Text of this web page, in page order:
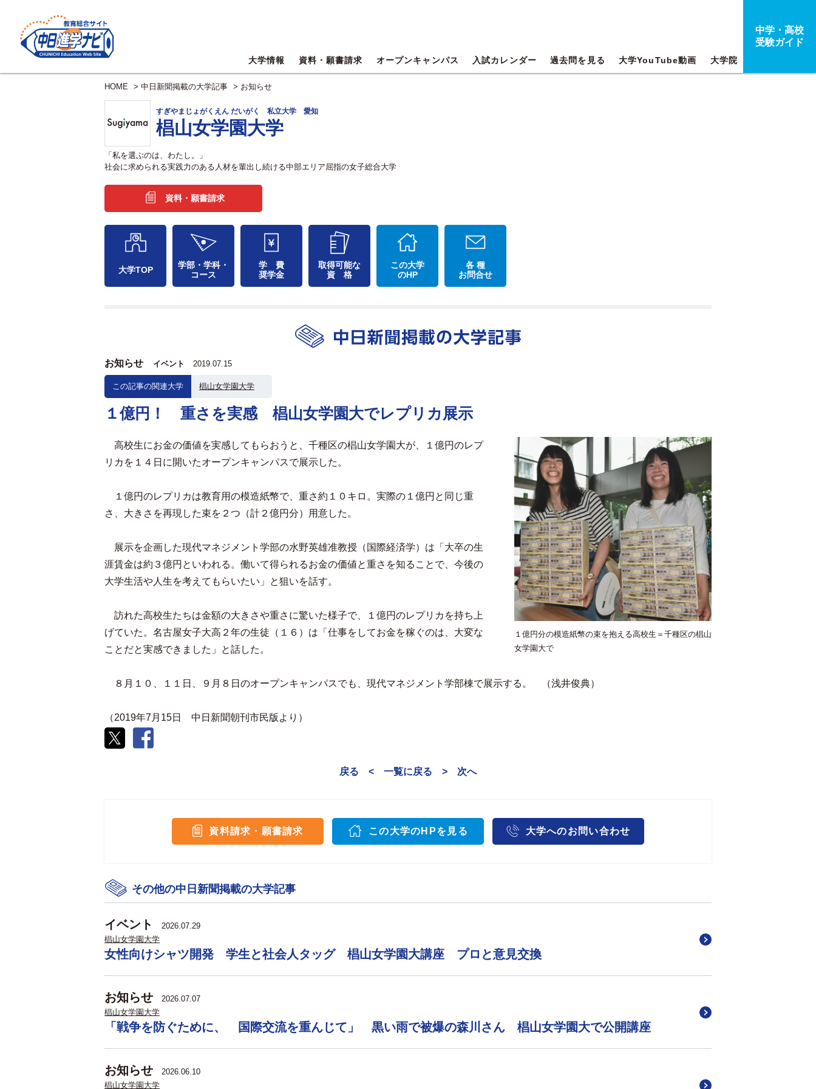
大学情報 資料・願書請求 オープンキャンパス 入試カレンダー 過去問を見る 大学YouTube動画 大学院
中学・高校
受験ガイド
HOME > 中日新聞掲載の大学記事 > お知らせ
すぎやまじょがくえん だいがく 私立大学 愛知
椙山女学園大学
「私を選ぶのは、わたし。」
社会に求められる実践力のある人材を輩出し続ける中部エリア屈指の女子総合大学
資料・願書請求
大学TOP
学部・学科・
コース
学 費
奨学金
取得可能な
資 格
この大学
のHP
各 種
お問合せ
お知らせ イベント 2019.07.15
この記事の関連大学 椙山女学園大学
１億円！ 重さを実感 椙山女学園大でレプリカ展示
１億円分の模造紙幣の束を抱える高校生＝千種区の椙山
女学園大で
高校生にお金の価値を実感してもらおうと、千種区の椙山女学園大が、１億円のレプ
リカを１４日に開いたオープンキャンパスで展示した。
１億円のレプリカは教育用の模造紙幣で、重さ約１０キロ。実際の１億円と同じ重
さ、大きさを再現した束を２つ（計２億円分）用意した。
展示を企画した現代マネジメント学部の水野英雄准教授（国際経済学）は「大卒の生
涯賃金は約３億円といわれる。働いて得られるお金の価値と重さを知ることで、今後の
大学生活や人生を考えてもらいたい」と狙いを話す。
訪れた高校生たちは金額の大きさや重さに驚いた様子で、１億円のレプリカを持ち上
げていた。名古屋女子大高２年の生徒（１６）は「仕事をしてお金を稼ぐのは、大変な
ことだと実感できました」と話した。
８月１０、１１日、９月８日のオープンキャンパスでも、現代マネジメント学部棟で展示する。 （浅井俊典）
（2019年7月15日 中日新聞朝刊市民版より）
戻る < 一覧に戻る > 次へ
資料請求・願書請求 この大学のHPを見る 大学へのお問い合わせ
その他の中日新聞掲載の大学記事
イベント
2026.07.29
椙山女学園大学
女性向けシャツ開発 学生と社会人タッグ 椙山女学園大講座 プロと意見交換
お知らせ
2026.07.07
椙山女学園大学
「戦争を防ぐために、 国際交流を重んじて」 黒い雨で被爆の森川さん 椙山女学園大で公開講座
お知らせ
2026.06.10
椙山女学園大学